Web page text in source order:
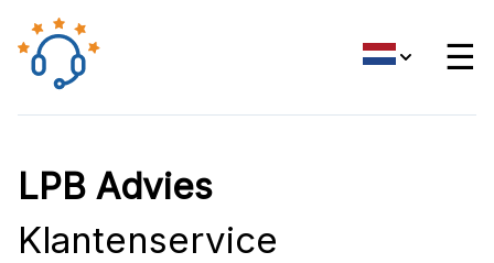
☰
LPB Advies
Klantenservice